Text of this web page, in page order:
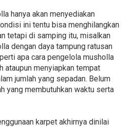
hanya akan menyediakan
ini tentu bisa menghilangkan
tetapi di samping itu, misalkan
dengan daya tampung ratusan
apa cara pengelola musholla
ataupun menyiapkan tempat
jumlah yang sepadan. Belum
yang membutuhkan waktu serta
karpet akhirnya dinilai